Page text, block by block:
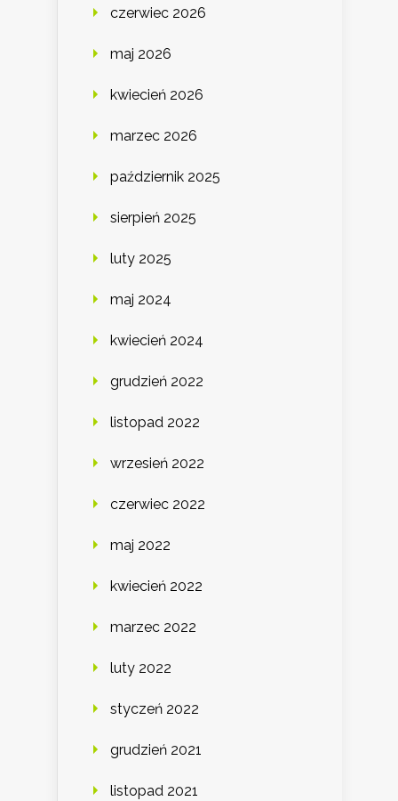
czerwiec 2026
maj 2026
kwiecień 2026
marzec 2026
październik 2025
sierpień 2025
luty 2025
maj 2024
kwiecień 2024
grudzień 2022
listopad 2022
wrzesień 2022
czerwiec 2022
maj 2022
kwiecień 2022
marzec 2022
luty 2022
styczeń 2022
grudzień 2021
listopad 2021